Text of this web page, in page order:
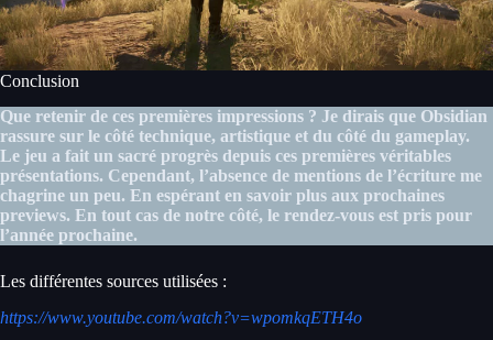
Conclusion
Que retenir de ces premières impressions ? Je dirais que Obsidian
rassure sur le côté technique, artistique et du côté du gameplay.
Le jeu a fait un sacré progrès depuis ces premières véritables
présentations. Cependant, l’absence de mentions de l’écriture me
chagrine un peu. En espérant en savoir plus aux prochaines
previews. En tout cas de notre côté, le rendez-vous est pris pour
l’année prochaine.
Les différentes sources utilisées :
https://www.youtube.com/watch?v=wpomkqETH4o